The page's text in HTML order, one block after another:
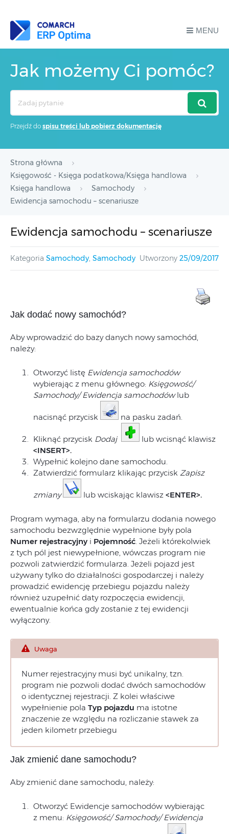
MENU
Jak możemy Ci pomóc?
Przejdź do spisu treści lub pobierz dokumentację
Strona główna
Księgowość - Księga podatkowa/Księga handlowa
Księga handlowa
Samochody
Ewidencja samochodu – scenariusze
Ewidencja samochodu – scenariusze
Kategoria Samochody, Samochody Utworzony 25/09/2017
Jak dodać nowy samochód?
Aby wprowadzić do bazy danych nowy samochód,
należy:
Otworzyć listę Ewidencja samochodów
wybierając z menu głównego: Księgowość/
Samochody/ Ewidencja samochodówlub
nacisnąć przycisk na pasku zadań.
Kliknąć przycisk Dodaj
lub wcisnąć klawisz
<INSERT>.
Wypełnić kolejno dane samochodu.
Zatwierdzić formularz klikając przycisk Zapisz
zmiany lub wciskając klawisz <ENTER>.
Program wymaga, aby na formularzu dodania nowego
samochodu bezwzględnie wypełnione były pola
Numer rejestracyjny i Pojemność. Jeżeli którekolwiek
z tych pól jest niewypełnione, wówczas program nie
pozwoli zatwierdzić formularza. Jeżeli pojazd jest
używany tylko do działalności gospodarczej i należy
prowadzić ewidencję przebiegu pojazdu należy
również uzupełnić daty rozpoczęcia ewidencji,
ewentualnie końca gdy zostanie z tej ewidencji
wyłączony.
Uwaga
Numer rejestracyjny musi być unikalny, tzn.
program nie pozwoli dodać dwóch samochodów
o identycznej rejestracji. Z kolei właściwe
wypełnienie pola Typ pojazdu ma istotne
znaczenie ze względu na rozliczanie stawek za
jeden kilometr przebiegu
Jak zmienić dane samochodu?
Aby zmienić dane samochodu, należy:
Otworzyć Ewidencje samochodów wybierając
z menu: Księgowość/ Samochody/ Ewidencja